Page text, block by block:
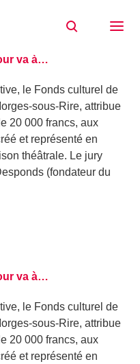
va à…
le Fonds culturel de
sous-Rire, attribue
20 000 francs, aux
et représenté en
théâtrale. Le jury
(fondateur du
va à…
le Fonds culturel de
sous-Rire, attribue
20 000 francs, aux
et représenté en